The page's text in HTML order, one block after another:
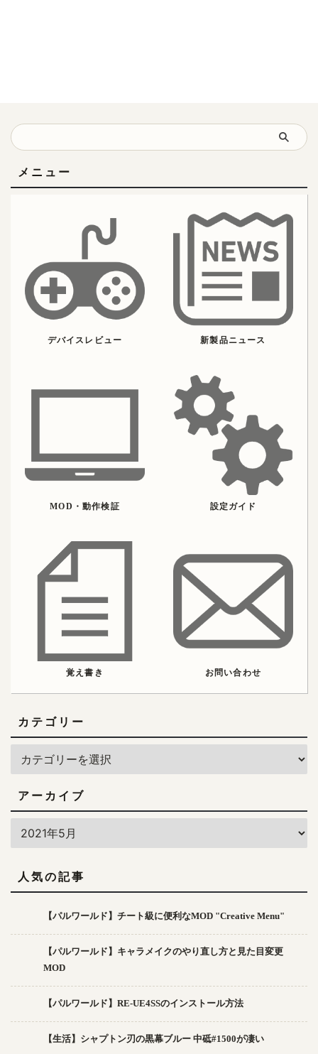
メニュー
デバイスレビュー 新製品ニュース
MOD・動作検証 設定ガイド
覚え書き お問い合わせ
カテゴリー
アーカイブ
人気の記事
【パルワールド】チート級に便利なMOD "Creative Menu"
【パルワールド】キャラメイクのやり直し方と見た目変更
MOD
【パルワールド】RE-UE4SSのインストール方法
【生活】シャプトン刃の黒幕ブルー 中砥#1500が凄い